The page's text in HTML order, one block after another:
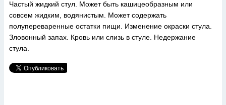
Частый жидкий стул. Может быть кашицеобразным или
совсем жидким, водянистым. Может содержать
полупереваренные остатки пищи. Изменение окраски стула.
Зловонный запах. Кровь или слизь в стуле. Недержание
стула.